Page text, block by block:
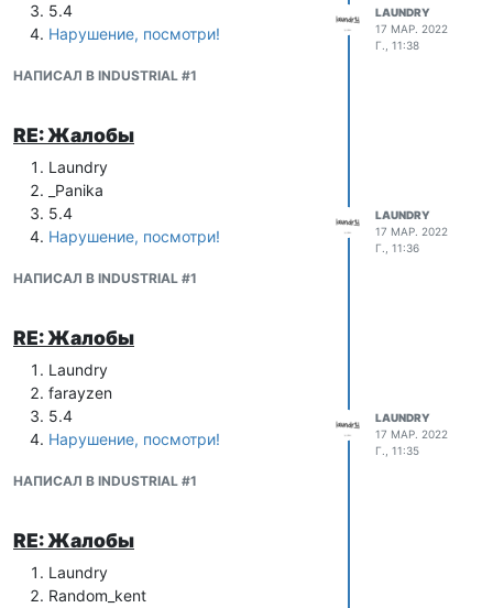
=============
Благодарю за Ваш просмотр, надеюсь
гайд был полезен Вам!
<З
5.4
Нарушение, посмотри!
НАПИСАЛ В INDUSTRIAL #1
LAUNDRY
17 МАР. 2022
Г., 11:38
RE: Жалобы
Laundry
_Panika
5.4
Нарушение, посмотри!
НАПИСАЛ В INDUSTRIAL #1
LAUNDRY
17 МАР. 2022
Г., 11:36
RE: Жалобы
Laundry
farayzen
5.4
Нарушение, посмотри!
НАПИСАЛ В INDUSTRIAL #1
LAUNDRY
17 МАР. 2022
Г., 11:35
RE: Жалобы
Laundry
Random_kent